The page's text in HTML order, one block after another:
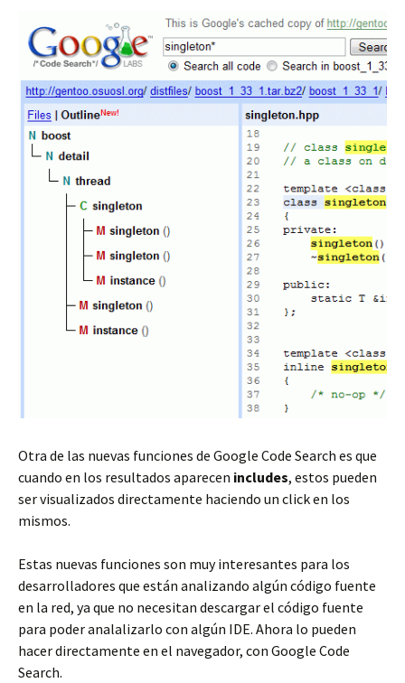
Otra de las nuevas funciones de Google Code Search es que
cuando en los resultados aparecen includes, estos pueden
ser visualizados directamente haciendo un click en los
mismos.
Estas nuevas funciones son muy interesantes para los
desarrolladores que están analizando algún código fuente
en la red, ya que no necesitan descargar el código fuente
para poder analalizarlo con algún IDE. Ahora lo pueden
hacer directamente en el navegador, con Google Code
Search.